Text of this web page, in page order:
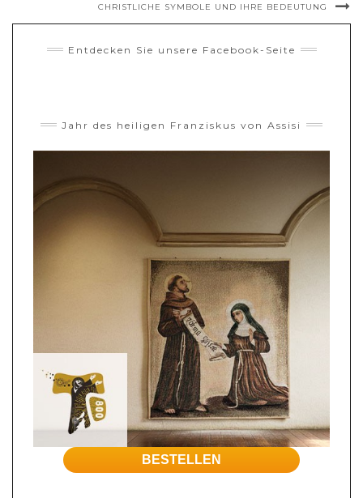
CHRISTLICHE SYMBOLE UND IHRE BEDEUTUNG
Entdecken Sie unsere Facebook-Seite
Jahr des heiligen Franziskus von Assisi
BESTELLEN